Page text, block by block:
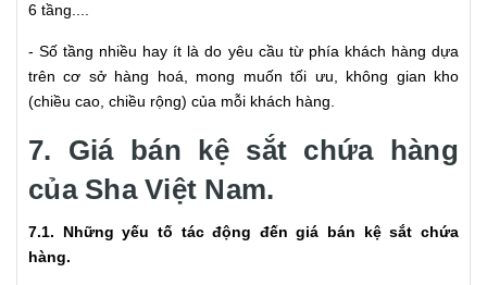
6 tầng....
- Số tầng nhiều hay ít là do yêu cầu từ phía khách hàng dựa
trên cơ sở hàng hoá, mong muốn tối ưu, không gian kho
(chiều cao, chiều rộng) của mỗi khách hàng.
7. Giá bán kệ sắt chứa hàng
của Sha Việt Nam.
7.1. Những yếu tố tác động đến giá bán kệ sắt chứa
hàng.